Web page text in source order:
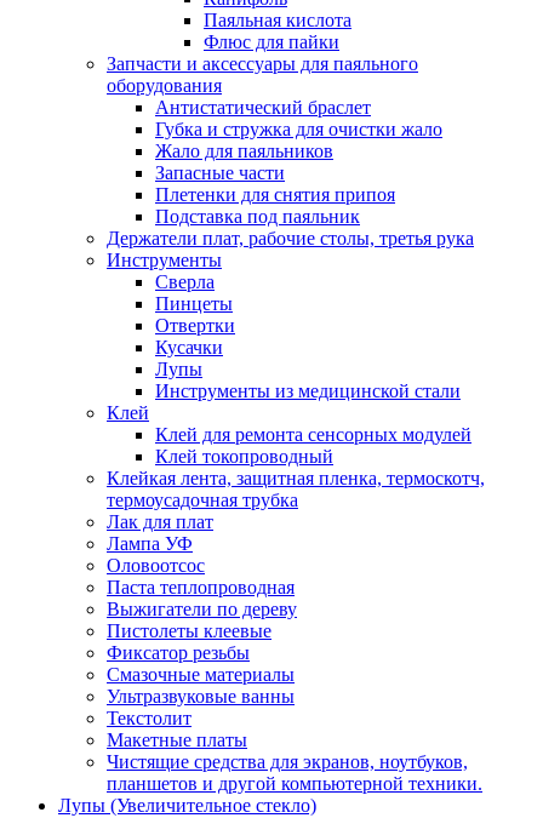
Паяльная кислота
Флюс для пайки
Запчасти и аксессуары для паяльного
оборудования
Антистатический браслет
Губка и стружка для очистки жало
Жало для паяльников
Запасные части
Плетенки для снятия припоя
Подставка под паяльник
Держатели плат, рабочие столы, третья рука
Инструменты
Сверла
Пинцеты
Отвертки
Кусачки
Лупы
Инструменты из медицинской стали
Клей
Клей для ремонта сенсорных модулей
Клей токопроводный
Клейкая лента, защитная пленка, термоскотч,
термоусадочная трубка
Лак для плат
Лампа УФ
Оловоотсос
Паста теплопроводная
Выжигатели по дереву
Пистолеты клеевые
Фиксатор резьбы
Смазочные материалы
Ультразвуковые ванны
Текстолит
Макетные платы
Чистящие средства для экранов, ноутбуков,
планшетов и другой компьютерной техники.
Лупы (Увеличительное стекло)